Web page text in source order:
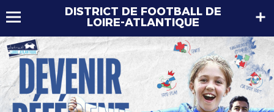
DISTRICT DE FOOTBALL DE
LOIRE-ATLANTIQUE